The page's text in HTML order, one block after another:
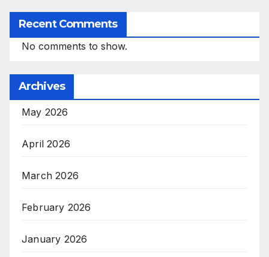
Recent Comments
No comments to show.
Archives
May 2026
April 2026
March 2026
February 2026
January 2026